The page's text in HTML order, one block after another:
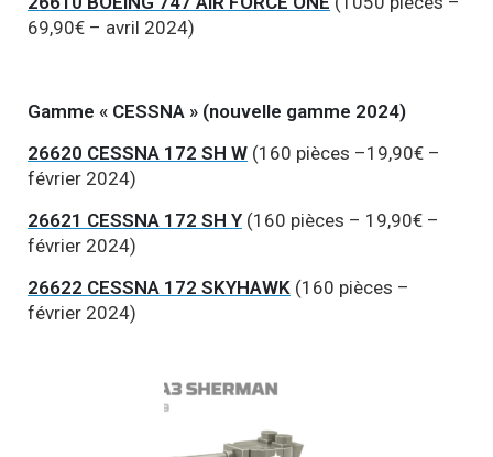
69,90€ – avril 2024)
Gamme « CESSNA » (nouvelle gamme 2024)
26620 CESSNA 172 SH W (160 pièces –19,90€ –
février 2024)
26621 CESSNA 172 SH Y (160 pièces – 19,90€ –
février 2024)
26622 CESSNA 172 SKYHAWK (160 pièces –
février 2024)